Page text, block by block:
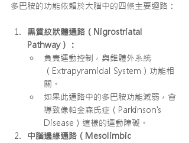
多巴胺的功能依賴於大腦中的四條主要迴路：
黑質紋狀體通路（Nigrostriatal
Pathway）：
負責運動控制，與錐體外系統
（Extrapyramidal System）功能相
關。
如果此通路中的多巴胺功能減弱，會
導致像帕金森氏症（Parkinson's
Disease）這樣的運動障礙。
中腦邊緣通路（Mesolimbic